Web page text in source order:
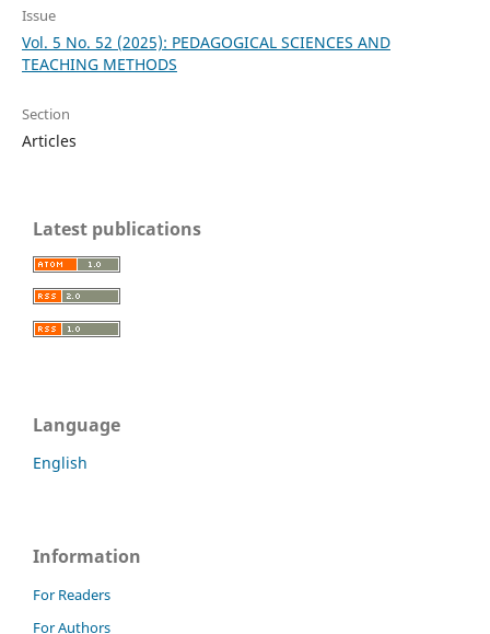
Issue
Vol. 5 No. 52 (2025): PEDAGOGICAL SCIENCES AND
TEACHING METHODS
Section
Articles
Latest publications
Language
English
Information
For Readers
For Authors